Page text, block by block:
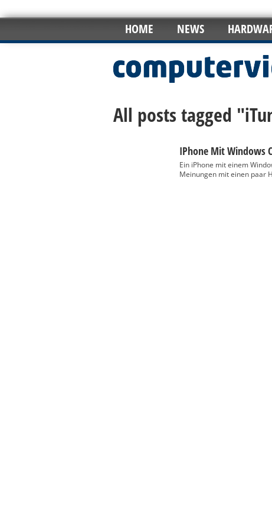
HOME NEWS
All posts tagged
IPhone Mit Windows
Ein iPhone mit einem
Meinungen mit einen paar